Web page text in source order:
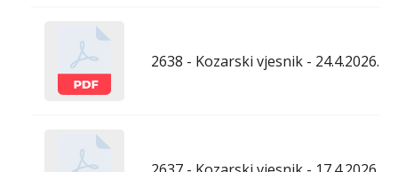
2638 - Kozarski vjesnik - 24.4.2026.